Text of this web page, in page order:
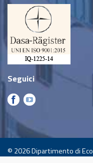
Seguici
© 2026Dipartimento di